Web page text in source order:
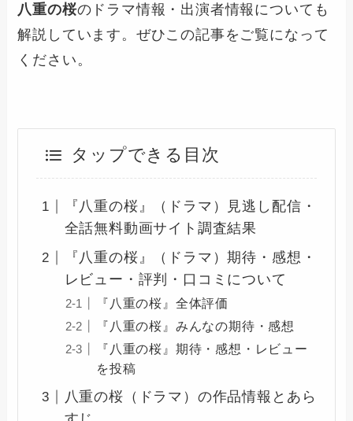
八重の桜のドラマ情報・出演者情報についても
解説しています。ぜひこの記事をご覧になって
ください。
タップできる目次
『八重の桜』（ドラマ）見逃し配信・
全話無料動画サイト調査結果
『八重の桜』（ドラマ）期待・感想・
レビュー・評判・口コミについて
『八重の桜』全体評価
『八重の桜』みんなの期待・感想
『八重の桜』期待・感想・レビュー
を投稿
八重の桜（ドラマ）の作品情報とあら